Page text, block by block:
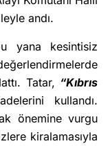
andı.
yana kesintisiz
Tatar, “Kıbrıs
kullandı.
önemine vurgu
kiralamasıyla